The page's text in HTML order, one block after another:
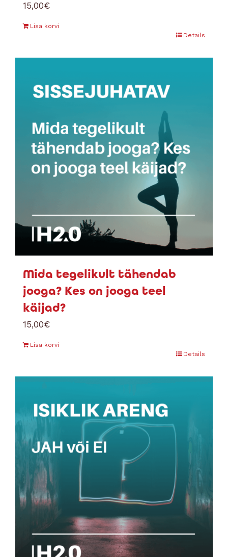
15,00€
Lisa korvi
Details
Mida tegelikult tähendab
jooga? Kes on jooga teel
käijad?
15,00€
Lisa korvi
Details